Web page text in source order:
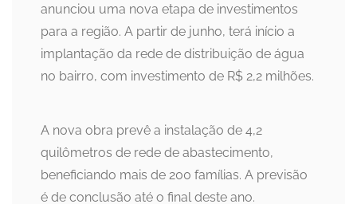
anunciou uma nova etapa de investimentos
para a região. A partir de junho, terá início a
implantação da rede de distribuição de água
no bairro, com investimento de R$ 2,2 milhões.
A nova obra prevê a instalação de 4,2
quilômetros de rede de abastecimento,
beneficiando mais de 200 famílias. A previsão
é de conclusão até o final deste ano.